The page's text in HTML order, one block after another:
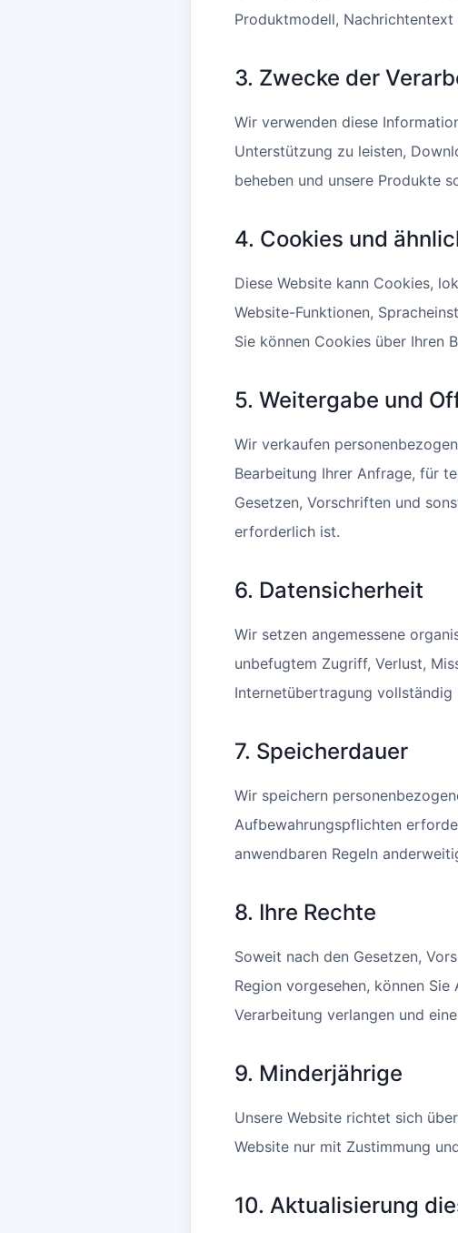
Produktmodell, Nachrichtentext
3. Zwecke der
Wir verwenden diese
Unterstützung zu leisten,
beheben und unsere Produkte
4. Cookies und
Diese Website kann Cookies,
Website-Funktionen,
Sie können Cookies über Ihren
5. Weitergabe und
Wir verkaufen
Bearbeitung Ihrer Anfrage, für
Gesetzen, Vorschriften und
erforderlich ist.
6. Datensicherheit
Wir setzen angemessene
unbefugtem Zugriff, Verlust,
Internetübertragung
7. Speicherdauer
Wir speichern
Aufbewahrungspflichten
anwendbaren Regeln
8. Ihre Rechte
Soweit nach den Gesetzen,
Region vorgesehen, können
Verarbeitung verlangen und
9. Minderjährige
Unsere Website richtet sich
Website nur mit Zustimmung
10. Aktualisierung